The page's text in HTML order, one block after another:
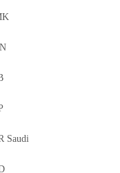
Saudi